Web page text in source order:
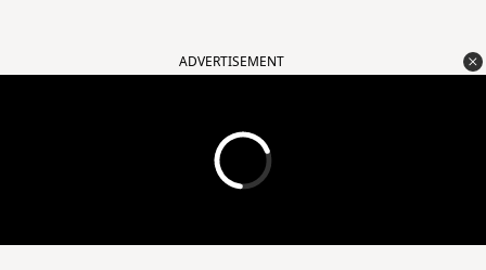
ADVERTISEMENT